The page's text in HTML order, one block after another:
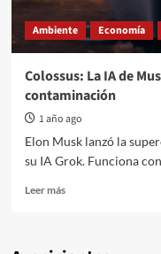
Ambiente Economía
Colossus: La IA de
contaminación
1 año ago
Elon Musk lanzó la
su IA Grok. Funciona
Leer másRead